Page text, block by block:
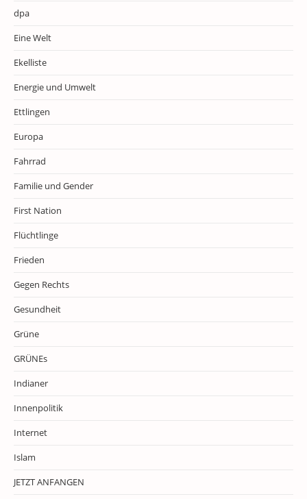
dpa
Eine Welt
Ekelliste
Energie und Umwelt
Ettlingen
Europa
Fahrrad
Familie und Gender
First Nation
Flüchtlinge
Frieden
Gegen Rechts
Gesundheit
Grüne
GRÜNEs
Indianer
Innenpolitik
Internet
Islam
JETZT ANFANGEN